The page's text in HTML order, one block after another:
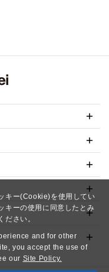
キー(Cookie)を使用してい
キーの使用に同意したとみ
ださい。
and for other
you accept the use of
our Site Policy.